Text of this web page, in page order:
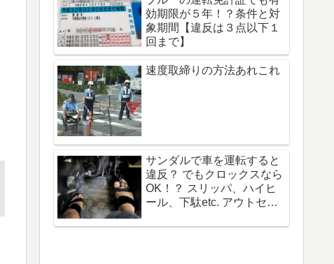
効期限が５年！？条件と対
象期間【違反は３点以下１
回まで】
速度取締りの方法あれこれ
サンダルで車を運転すると
違反？ でもクロックスなら
OK！？ スリッパ、ハイヒ
ール、下駄etc. アウトセー